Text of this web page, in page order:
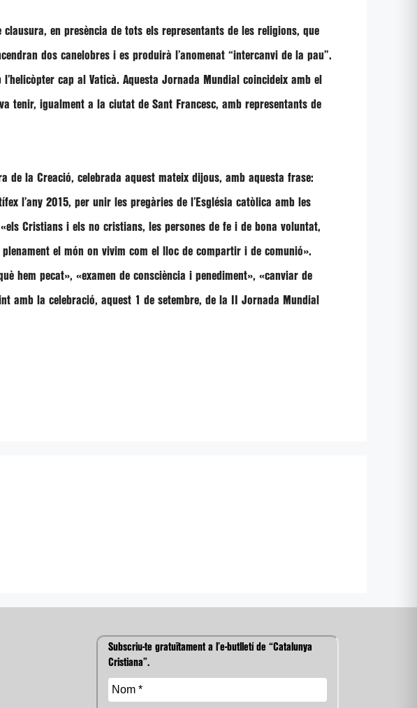
en presència de tots els representants de les religions, que
dos canelobres i es produirà l’anomenat “intercanvi de la pau”.
cap al Vaticà. Aquesta Jornada Mundial coincideix amb el
tenir, igualment a la ciutat de Sant Francesc, amb representants de
de la Creació, celebrada aquest mateix dijous, amb aquesta frase:
l’any 2015, per unir les pregàries de l’Església catòlica amb les
«els Cristians i els no cristians, les persones de fe i de bona voluntat,
el món on vivim com el lloc de compartir i de comunió».
hem pecat», «examen de consciència i penediment», «canviar de
amb la celebració, aquest 1 de setembre, de la II Jornada Mundial
Subscriu-te gratuïtament a l’e-butlletí de “Catalunya
Cristiana”.